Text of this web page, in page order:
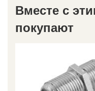
Вместе с
покупают